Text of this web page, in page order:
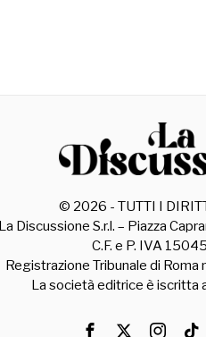
© 2026 - TUTTI I
La Discussione S.r.l. – Piazza
C.F. e P. IVA
Registrazione Tribunale di
La società editrice è iscritta